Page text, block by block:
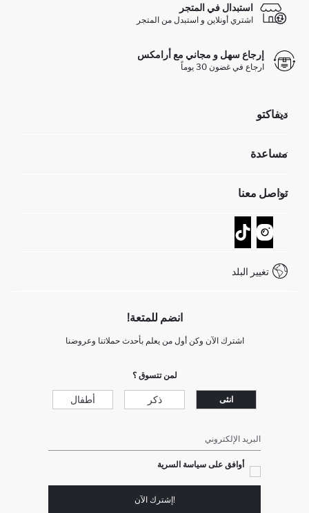
استبدال في المتجر
اشتري أونلاين و استبدل من المتجر
إرجاع سهل و مجاني مع أرامكس
ارجاع في غضون 30 يوماً
ديفاكتو
تعرف علينا
GIFT CLUB
مساعدة
عمليات الارجاع و الاستبدال السهلة
تتبع الشحنة
كيف يمكنك التسوق في ديفاكتو ؟
كيف تدفع في ديفاكتو؟
شروط المنافسة
تواصل معنا
نموذج الاتصال
خدمة العملاء
Call Center 19782
تغيير البلد
انضم للمتعة!
اشترك الآن وكن أول من يعلم بأحدث حملاتنا وعروضنا
لمن تتسوق ؟
انثى ذكر أطفال
البريد الإلكتروني
أوافق على سياسة السرية
!إشترك الآن